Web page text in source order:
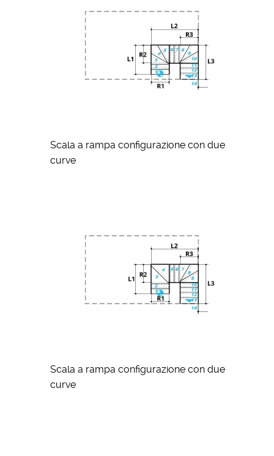
Scala a rampa configurazione con due
curve
Scala a rampa configurazione con due
curve